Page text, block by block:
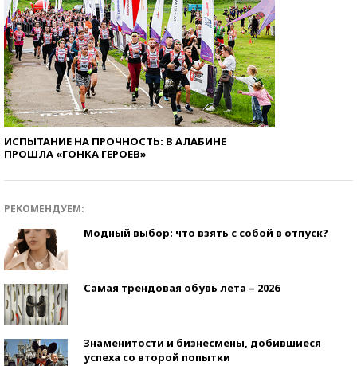
ИСПЫТАНИЕ НА ПРОЧНОСТЬ: В АЛАБИНЕ
ПРОШЛА «ГОНКА ГЕРОЕВ»
РЕКОМЕНДУЕМ:
Модный выбор: что взять с собой в отпуск?
Самая трендовая обувь лета – 2026
Знаменитости и бизнесмены, добившиеся
успеха со второй попытки